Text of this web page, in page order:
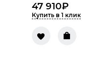
47 910₽
Купить в 1 клик